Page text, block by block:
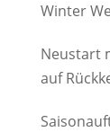
Winter
Neustart
auf